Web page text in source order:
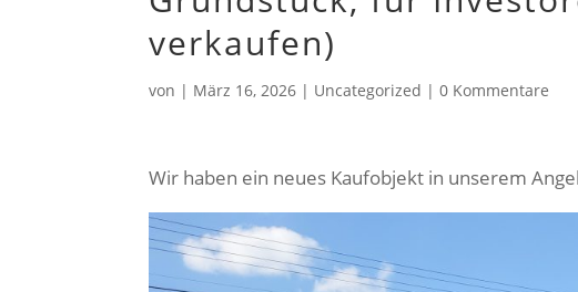
verkaufen)
von | März 16, 2026 | Uncategorized |0 Kommentare
Wir haben ein neues Kaufobjekt in unserem